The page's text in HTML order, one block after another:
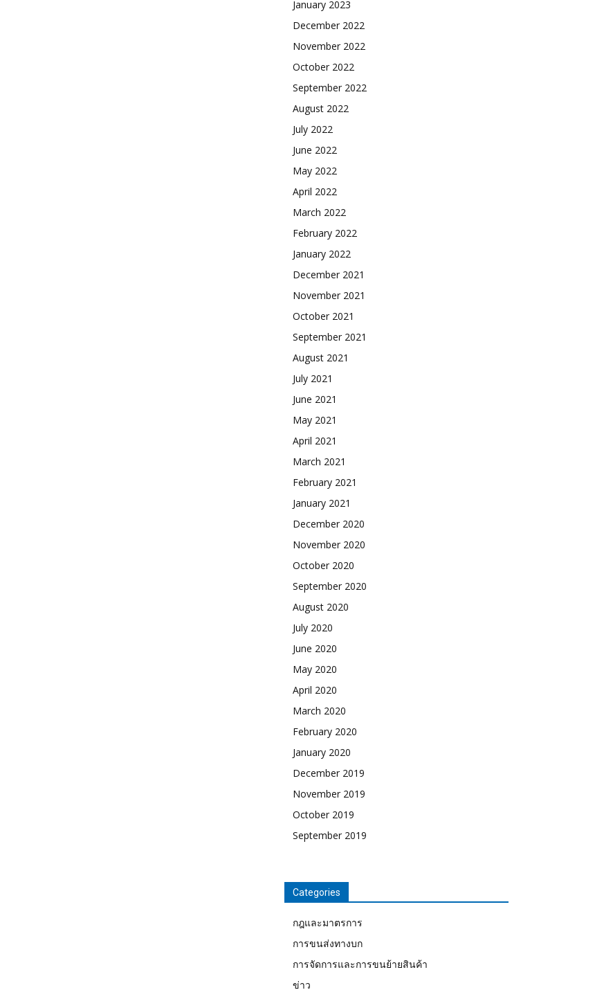
January 2023
December 2022
November 2022
October 2022
September 2022
August 2022
July 2022
June 2022
May 2022
April 2022
March 2022
February 2022
January 2022
December 2021
November 2021
October 2021
September 2021
August 2021
July 2021
June 2021
May 2021
April 2021
March 2021
February 2021
January 2021
December 2020
November 2020
October 2020
September 2020
August 2020
July 2020
June 2020
May 2020
April 2020
March 2020
February 2020
January 2020
December 2019
November 2019
October 2019
September 2019
Categories
กฎและมาตรการ
การขนส่งทางบก
การจัดการและการขนย้ายสินค้า
ข่าว